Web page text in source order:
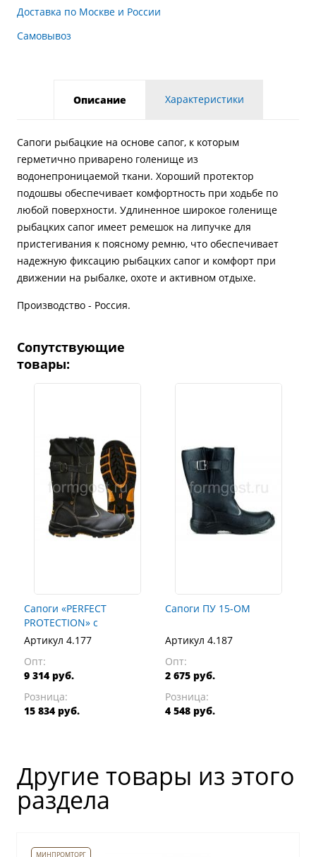
Доставка по Москве и России
Самовывоз
Описание Характеристики
Сапоги рыбацкие на основе сапог, к которым
герметично приварено голенище из
водонепроницаемой ткани. Хороший протектор
подошвы обеспечивает комфортность при ходьбе по
любой поверхности. Удлиненное широкое голенище
рыбацких сапог имеет ремешок на липучке для
пристегивания к поясному ремню, что обеспечивает
надежную фиксацию рыбацких сапог и комфорт при
движении на рыбалке, охоте и активном отдыхе.
Производство - Россия.
Сопутствующие
товары:
Сапоги «PERFECT
PROTECTION» с
поликарбонат.
подн., нат. мех.
Артикул 4.177
Опт:
9 314 руб.
Розница:
15 834 руб.
Сапоги ПУ 15-ОМ
Артикул 4.187
Опт:
2 675 руб.
Розница:
4 548 руб.
Другие товары из этого
раздела